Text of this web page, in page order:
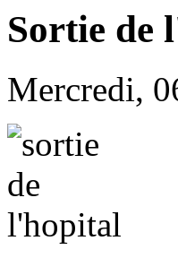
Sortie de
Mercredi,